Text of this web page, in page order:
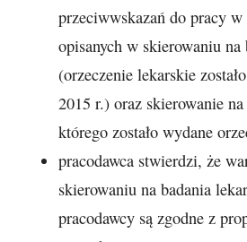
przeciwwskazań do pracy
opisanych w skierowaniu na
(orzeczenie lekarskie
2015 r.) oraz skierowanie
którego zostało wydane
pracodawca stwierdzi, że
skierowaniu na badania
pracodawcy są zgodne z